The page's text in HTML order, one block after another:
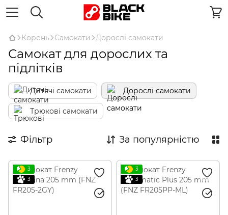
Корень Самокати Дорослі самокати
Самокат для дорослих та
підлітків
Дитячі самокати Дорослі самокати
Трюкові самокати
Фільтр За популярністю
3
3
3
3